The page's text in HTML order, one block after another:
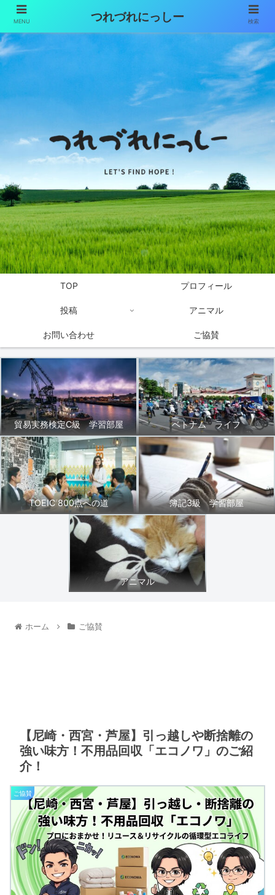
TOP プロフィール
投稿 アニマル
お問い合わせ ご協賛
貿易実務検定C級 学習部屋 ベトナム ライフ
TOEIC 800点への道 簿記3級 学習部屋
アニマル
ホーム ご協賛
【尼崎・西宮・芦屋】引っ越しや断捨離の
強い味方！不用品回収「エコノワ」のご紹
介！
ご協賛
MENU つれづれにっしー 検索